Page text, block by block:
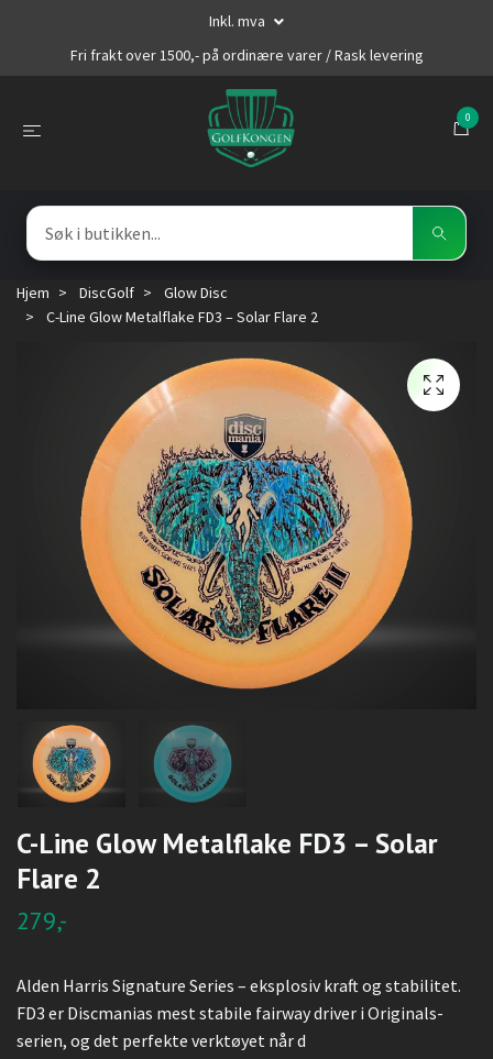
Inkl. mva
Fri frakt over 1500,- på ordinære varer / Rask levering
0
Hjem DiscGolf
Glow Disc
C-Line Glow Metalflake FD3 – Solar Flare 2
C-Line Glow Metalflake FD3 – Solar
Flare 2
279,-
Alden Harris Signature Series – eksplosiv kraft og stabilitet.
FD3 er Discmanias mest stabile fairway driver i Originals-
serien, og det perfekte verktøyet når d